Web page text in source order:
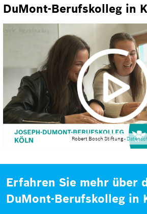
DuMont-Berufskolleg in
Robert Bosch Stiftung -
Erfahren Sie mehr über
DuMont-Berufskolleg in